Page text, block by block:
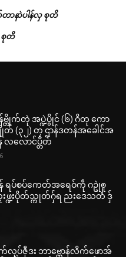
ာနာဲပါန်လှ စုတိ
စုတိ
ဗ္တိုက်တုဲ အပ္ဍဲပွိုင် (၆) ဂိတု ကော
ချိုတ် (၃၂) တၠ ဌာန်ဒတန်အခေါင်အ
လလောင်ပ္တိတ်
ရပ်စပ်ကေတ်အရေဝ်ကဵု ဂဥုဲၜူ
ဖ္ဍးပိုတ်သ္ကုတ်ဂှ်ရ ညးဒေသတံ ဒှ်
က်လုပ်ဇီုဒး ဘာဗ္တောန်လိက်ဖောအ်